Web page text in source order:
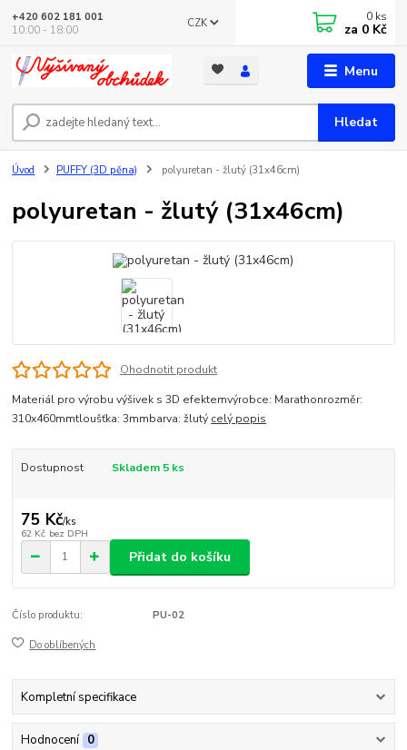
Menu
CZK
Hledat
+420 602 181 001
10:00 - 18:00
0 ks
za 0 Kč
Úvod PUFFY (3D pěna) polyuretan - žlutý (31x46cm)
polyuretan - žlutý (31x46cm)
Ohodnotit produkt
Materiál pro výrobu výšivek s 3D efektemvýrobce: Marathonrozměr:
310x460mmtloušťka: 3mmbarva: žlutý celý popis
Dostupnost Skladem 5 ks
75 Kč/ks
62 Kč bez DPH
Přidat do košíku
Číslo produktu: PU-02
Do oblíbených
Kompletní specifikace
Hodnocení 0